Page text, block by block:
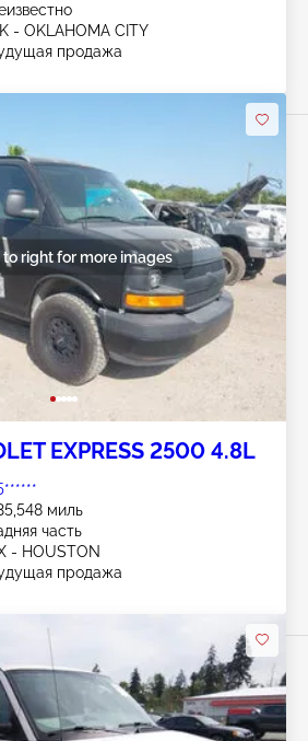
- OKLAHOMA CITY
продажа
right for more images
EXPRESS 2500 4.8L
миль
часть
- HOUSTON
продажа